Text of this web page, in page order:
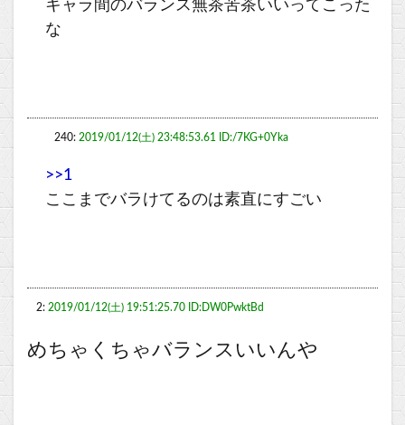
キャラ間のバランス無茶苦茶いいってこった
な
240: 2019/01/12(土) 23:48:53.61 ID:/7KG+0Yka
>>1
ここまでバラけてるのは素直にすごい
2: 2019/01/12(土) 19:51:25.70 ID:DW0PwktBd
めちゃくちゃバランスいいんや